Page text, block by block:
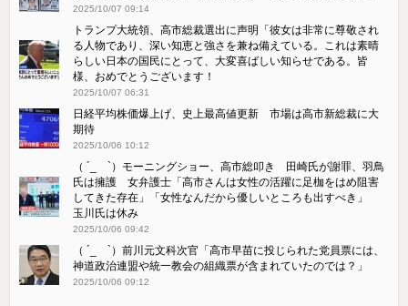
2025/10/07 09:14
トランプ大統領、高市総裁選出に声明「彼女は非常に尊敬され
る人物であり、深い知恵と強さを兼ね備えている。これは素晴
らしい日本の国民にとって、大変喜ばしい知らせである。皆
様、おめでとうございます！
2025/10/07 06:31
日経平均株価爆上げ、史上最高値更新 市場は高市新総裁に大
期待
2025/10/06 10:12
（ ´_ゝ`）モーニングショー、高市総叩き 田崎氏が謝罪、羽鳥
氏は擁護 女弁護士「高市さんは女性の活躍に足枷をはめ阻害
してきた存在」「女性なんだから優しいところも出すべき」
玉川氏は休み
2025/10/06 09:42
（ ´_ゝ`）前川元文科次官「高市早苗に投じられた党員票には、
神道政治連盟や統一教会の組織票が含まれていたのでは？」
2025/10/06 09:12